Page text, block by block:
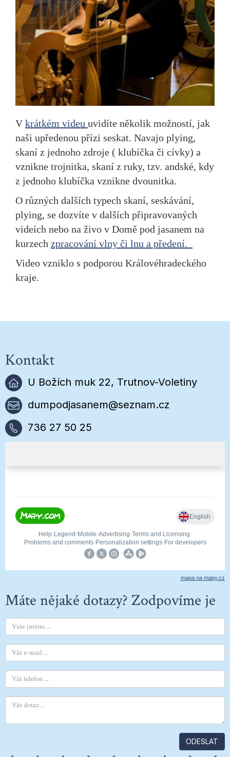
Vkrátkém videu uvidíte několik možností, jak
naši upředenou přízi seskat. Navajo plying,
skaní z jednoho zdroje ( klubíčka či cívky) a
vznikne trojnitka, skaní z ruky, tzv. andské, kdy
z jednoho klubíčka vznikne dvounitka.
O různých dalších typech skaní, seskávání,
plying, se dozvíte v dalších připravovaných
videích nebo na živo v Domě pod jasanem na
kurzech zpracování vlny či lnu a předení.
Video vzniklo s podporou Královéhradeckého
kraje.
Kontakt
U Božích muk 22, Trutnov-Voletiny
dumpodjasanem@seznam.cz
736 27 50 25
mapa na mapy.cz
Máte nějaké dotazy? Zodpovíme je
ODESLAT